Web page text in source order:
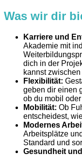
Was wir dir
Karriere und
Akademie mit
dich in der
kannst
Flexibilität:
geben dir einen
ob du mobil
Mobilität: Ob
entscheidest,
Modernes
Arbeitsplätze
Standard und
Gesundheit